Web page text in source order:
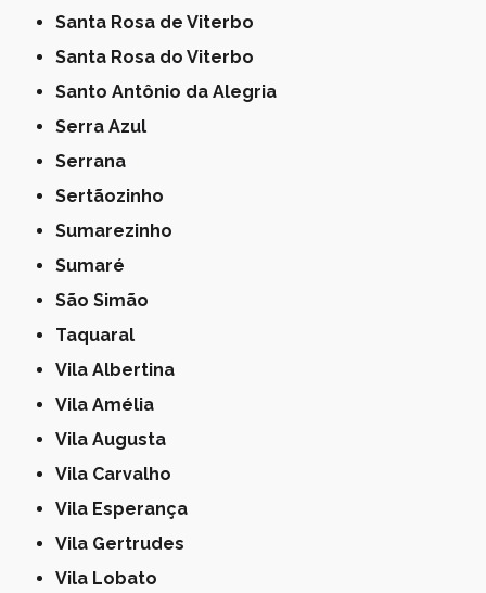
Santa Rosa de Viterbo
Santa Rosa do Viterbo
Santo Antônio da Alegria
Serra Azul
Serrana
Sertãozinho
Sumarezinho
Sumaré
São Simão
Taquaral
Vila Albertina
Vila Amélia
Vila Augusta
Vila Carvalho
Vila Esperança
Vila Gertrudes
Vila Lobato